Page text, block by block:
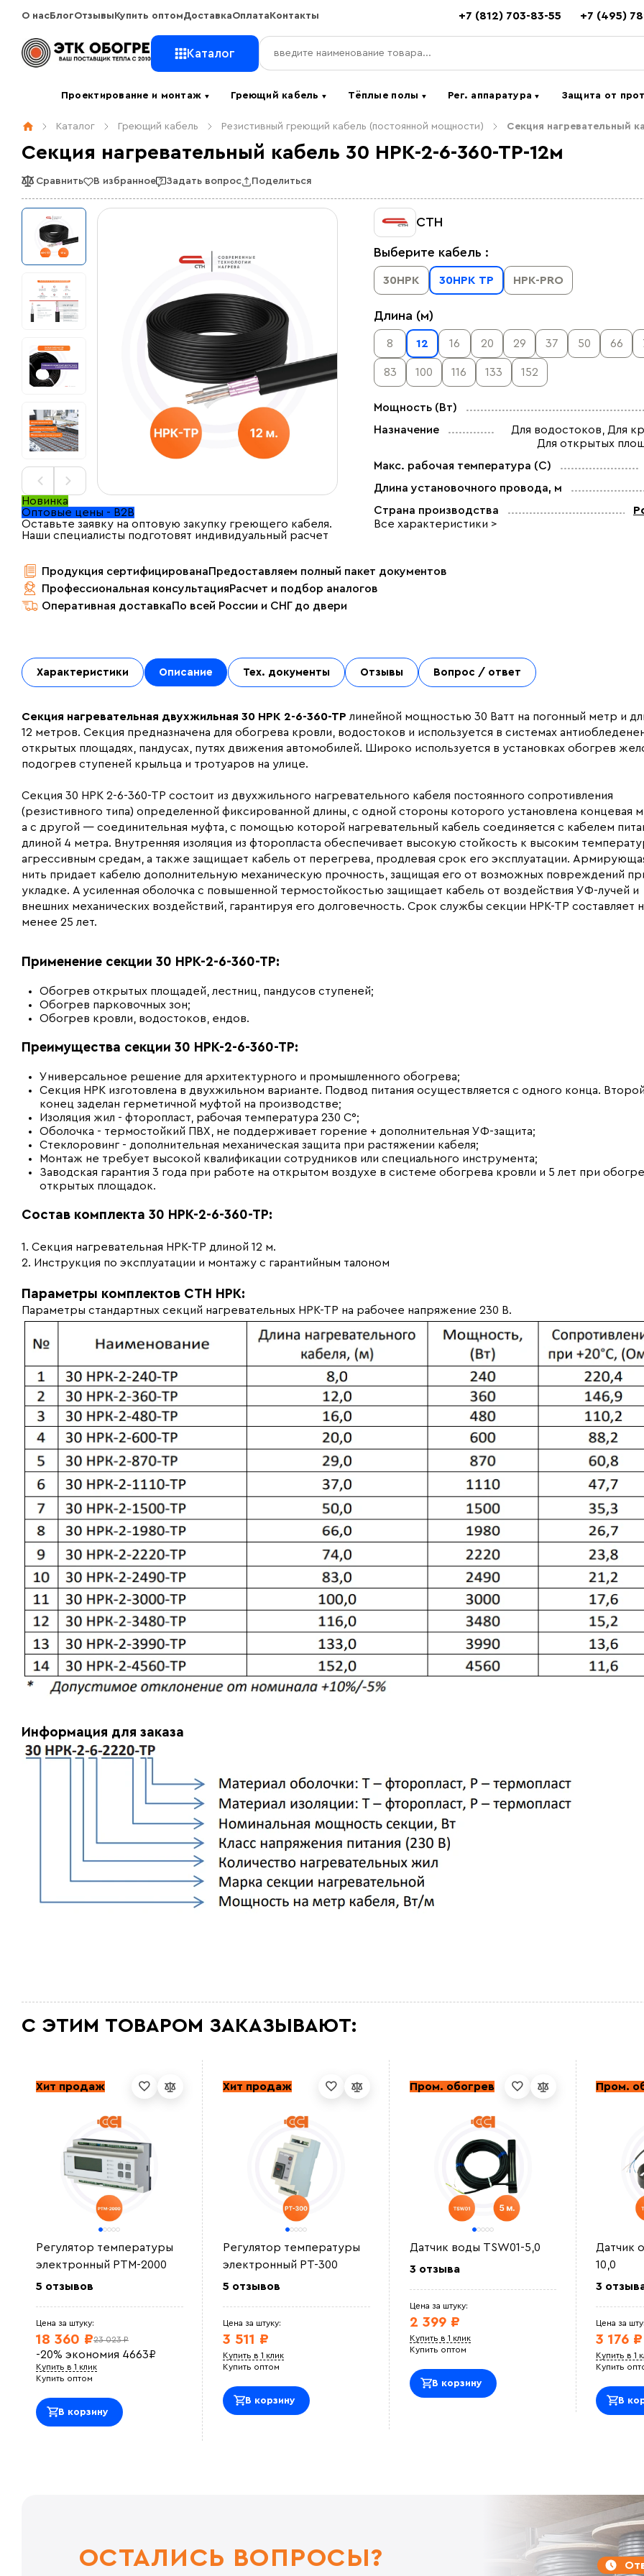
О нас БлогОтзывы Купить оптомДоставкаОплата Контакты +7 (812) 703-83-55 +7 (495)
Каталог
Проектирование и монтаж ▼ Греющий кабель▼ Тёплые полы ▼ Рег. аппаратура▼ Защита от
Каталог Греющий кабель Резистивный греющий кабель (постоянной мощности) Секция нагревательный
Секция нагревательный кабель 30 НРК-2-6-360-ТР-12м
Сравнить В избранное Задать вопрос Поделиться
Новинка
Оптовые цены - B2B
Оставьте заявку на оптовую закупку греющего кабеля.
Наши специалисты подготовят индивидуальный расчет
СТН
Выберите кабель :
30НРК 30НРК ТР НРК-PRO
Длина (м)
8 12 16 20 29 37 50 66
83 100 116 133 152
Мощность (Вт)
Назначение
Для водостоков, Для
Для открытых
Макс. рабочая температура (C)
Длина установочного провода, м
Страна производства
Все характеристики >
Продукция сертифицированаПредоставляем полный пакет документов
Профессиональная консультацияРасчет и подбор аналогов
Оперативная доставкаПо всей России и СНГ до двери
Характеристики Описание Тех. документы Отзывы Вопрос / ответ
Секция нагревательная двухжильная 30 НРК 2-6-360-ТР линейной мощностью 30 Ватт на погонный метр и
12 метров. Секция предназначена для обогрева кровли, водостоков и используется в системах
открытых площадях, пандусах, путях движения автомобилей. Широко используется в установках обогрев
подогрев ступеней крыльца и тротуаров на улице.
Секция 30 НРК 2-6-360-ТР состоит из двухжильного нагревательного кабеля постоянного сопротивления
(резистивного типа) определенной фиксированной длины, с одной стороны которого установлена концевая
а с другой — соединительная муфта, с помощью которой нагревательный кабель соединяется с кабелем
длиной 4 метра. Внутренняя изоляция из фторопласта обеспечивает высокую стойкость к высоким
агрессивным средам, а также защищает кабель от перегрева, продлевая срок его эксплуатации.
нить придает кабелю дополнительную механическую прочность, защищая его от возможных повреждений
укладке. А усиленная оболочка с повышенной термостойкостью защищает кабель от воздействия УФ-лучей и
внешних механических воздействий, гарантируя его долговечность. Срок службы секции НРК-ТР составляет
менее 25 лет.
Применение секции 30 НРК-2-6-360-ТР:
Обогрев открытых площадей, лестниц, пандусов ступеней;
Обогрев парковочных зон;
Обогрев кровли, водостоков, ендов.
Преимущества секции 30 НРК-2-6-360-ТР:
Универсальное решение для архитектурного и промышленного обогрева;
Секция НРК изготовлена в двухжильном варианте. Подвод питания осуществляется с одного конца. Второй
конец заделан герметичной муфтой на производстве;
Изоляция жил - фторопласт, рабочая температура 230 С°;
Оболочка - термостойкий ПВХ, не поддерживает горение + дополнительная УФ-защита;
Стеклоровинг - дополнительная механическая защита при растяжении кабеля;
Монтаж не требует высокой квалификации сотрудников или специального инструмента;
Заводская гарантия 3 года при работе на открытом воздухе в системе обогрева кровли и 5 лет при
открытых площадок.
Состав комплекта 30 НРК-2-6-360-ТР:
1. Секция нагревательная НРК-ТР длиной 12 м.
2. Инструкция по эксплуатации и монтажу с гарантийным талоном
Параметры комплектов СТН НРК:
Параметры стандартных секций нагревательных НРК-ТР на рабочее напряжение 230 В.
Информация для заказа
С ЭТИМ ТОВАРОМ ЗАКАЗЫВАЮТ:
Хит продаж
Регулятор температуры
электронный РТМ-2000
5 отзывов
Цена за штуку:
23 023 ₽
18 360 ₽
-20% экономия 4663₽
Купить в 1 клик
Купить оптом
В корзину
Хит продаж
Регулятор температуры
электронный РТ-300
5 отзывов
Цена за штуку:
3 511 ₽
Купить в 1 клик
Купить оптом
В корзину
Пром. обогрев
Датчик воды TSW01-5,0
3 отзыва
Цена за штуку:
2 399 ₽
Купить в 1 клик
Купить оптом
В корзину
Пром.
Датчик
10,0
3
Цена за
3 176 ₽
Купить в 1
Купить
В
ОСТАЛИСЬ ВОПРОСЫ?